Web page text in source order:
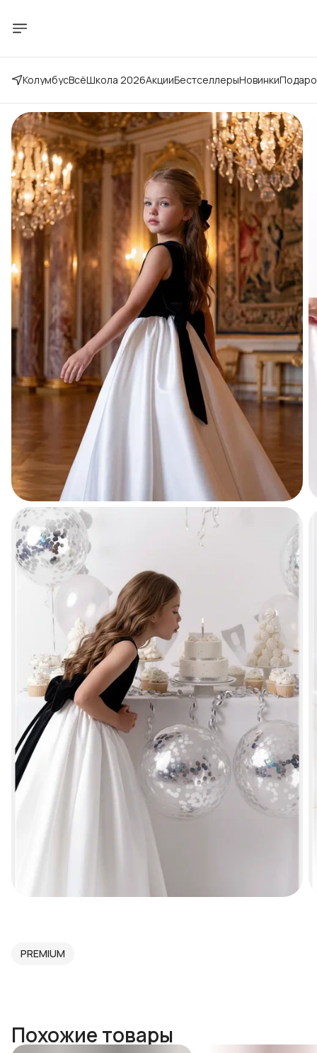
КолумбусВсёШкола 2026АкцииБестселлерыНовинки
PREMIUM
Похожие товары